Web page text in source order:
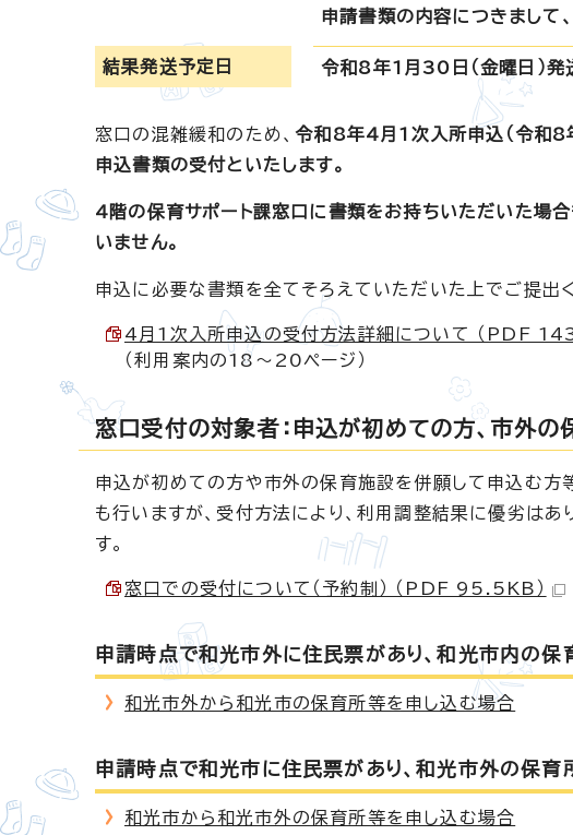
申請書類の内容につきまして
結果発送予定日 令和8年1月30日（金曜日）発
窓口の混雑緩和のため、令和8年4月1次入所申込（令和8
申込書類の受付といたします。
4階の保育サポート課窓口に書類をお持ちいただいた場
いません。
申込に必要な書類を全てそろえていただいた上でご提出
4月1次入所申込の受付方法詳細について （PDF
（利用案内の18～20ページ）
窓口受付の対象者：申込が初めての方、市外
申込が初めての方や市外の保育施設を併願して申込む方
も行いますが、受付方法により、利用調整結果に優劣は
す。
窓口での受付について（予約制） （PDF 95.5KB）
申請時点で和光市外に住民票があり、和光市内の保
和光市外から和光市の保育所等を申し込む場合
申請時点で和光市に住民票があり、和光市外の保育
和光市から和光市外の保育所等を申し込む場合